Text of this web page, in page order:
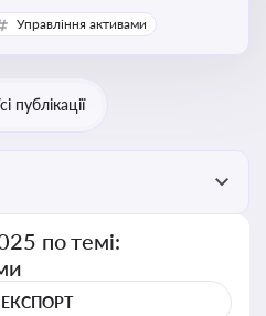
активами, для
за збереження
Управління активами
публікації
по темі:
ЕКСПОРТ